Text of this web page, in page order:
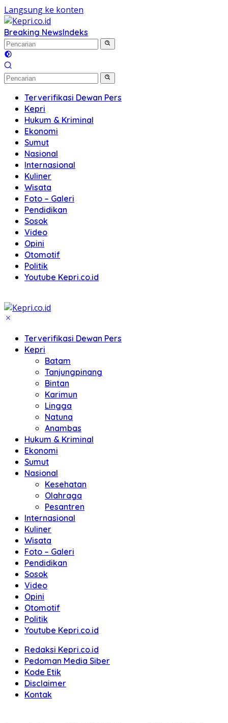
Langsung ke konten
Breaking NewsIndeks
Terverifikasi Dewan Pers
Kepri
Hukum & Kriminal
Ekonomi
Sumut
Nasional
Internasional
Kuliner
Wisata
Foto – Galeri
Pendidikan
Sosok
Video
Opini
Otomotif
Politik
Youtube Kepri.co.id
Terverifikasi Dewan Pers
Kepri
Batam
Tanjungpinang
Bintan
Karimun
Lingga
Natuna
Anambas
Hukum & Kriminal
Ekonomi
Sumut
Nasional
Kesehatan
Olahraga
Pesantren
Internasional
Kuliner
Wisata
Foto – Galeri
Pendidikan
Sosok
Video
Opini
Otomotif
Politik
Youtube Kepri.co.id
Redaksi Kepri.co.id
Pedoman Media Siber
Kode Etik
Disclaimer
Kontak